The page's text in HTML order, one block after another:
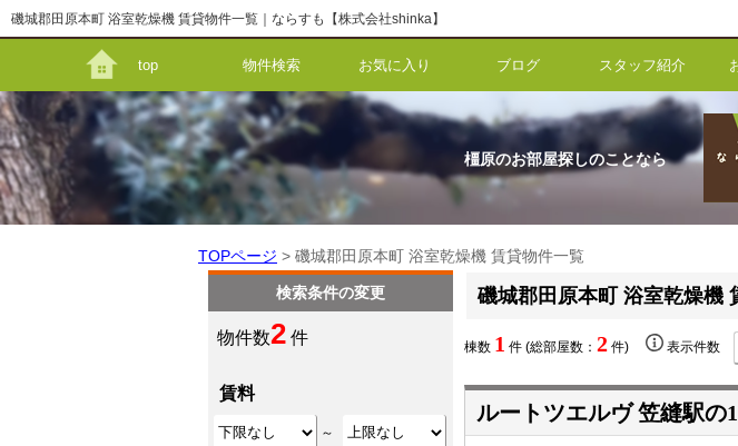
磯城郡田原本町 浴室乾燥機 賃貸物件一覧｜ならすも【株式会社shinka】
top 物件検索 お気に入り ブログ スタッフ紹介
橿原のお部屋探しのことなら
TOPページ > 磯城郡田原本町 浴室乾燥機 賃貸物件一覧
磯城郡田原本町 浴室乾燥機
棟数 1 件 (総部屋数： 2 件) 表示件数
ルートツエルヴ 笠縫駅の
検索条件の変更
物件数2 件
賃料
～